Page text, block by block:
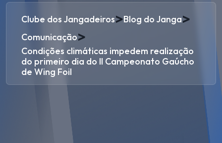
Clube dos Jangadeiros>Blog do Janga>
Comunicação>
Condições climáticas impedem realização
do primeiro dia do II Campeonato Gaúcho
de Wing Foil